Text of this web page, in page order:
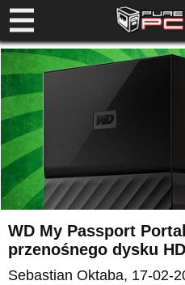
WD My Passport
przenośnego dysku
Sebastian Oktaba, 17-02-